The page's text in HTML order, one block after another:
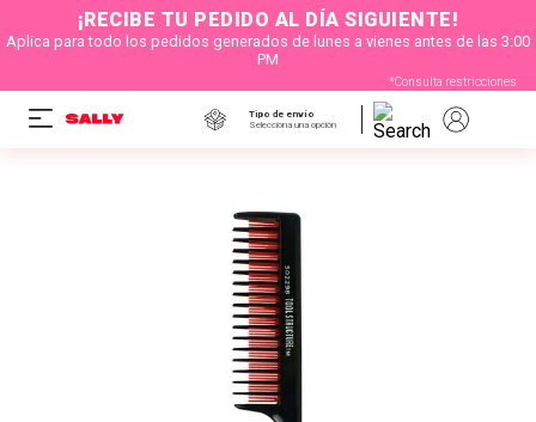
¡RECIBE TU PEDIDO AL DÍA SIGUIENTE!
Aplica para todo los pedidos generados de lunes a vienes antes de las 3:00
PM
*Consulta restricciones
Tipo de envío
Selecciona una opción